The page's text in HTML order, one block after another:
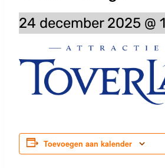
24 december 2025 @
Toevoegen aan kalender